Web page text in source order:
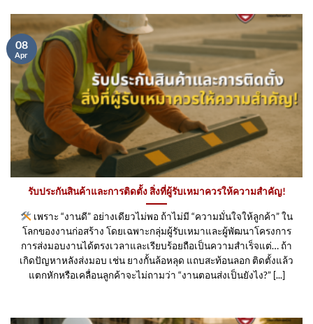
รับประกันสินค้าและการติดตั้ง สิ่งที่ผู้รับเหมาควรให้ความสำคัญ!
เพราะ “งานดี” อย่างเดียวไม่พอ ถ้าไม่มี “ความมั่นใจให้ลูกค้า” ใน
โลกของงานก่อสร้าง โดยเฉพาะกลุ่มผู้รับเหมาและผู้พัฒนาโครงการ
การส่งมอบงานได้ตรงเวลาและเรียบร้อยถือเป็นความสำเร็จแต่… ถ้า
เกิดปัญหาหลังส่งมอบ เช่น ยางกั้นล้อหลุด แถบสะท้อนลอก ติดตั้งแล้ว
แตกหักหรือเคลื่อนลูกค้าจะไม่ถามว่า “งานตอนส่งเป็นยังไง?” [...]
08
Apr